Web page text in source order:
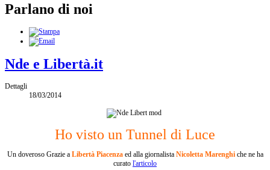
Parlano di noi
Nde e Libertà.it
Dettagli
18/03/2014
Ho visto un Tunnel di Luce
Un doveroso Grazie a Libertà Piacenzaed alla giornalista Nicoletta Marenghiche ne ha
curato l'articolo